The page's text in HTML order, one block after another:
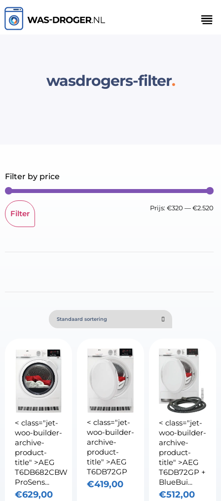
wasdrogers-filter
Filter by price
Filter
Prijs: €320 —€2.520
< class="jet-
woo-builder-
archive-
product-
title" >AEG
T6DB682CBW
ProSens...
€629,00
< class="jet-
woo-builder-
archive-
product-
title" >AEG
T6DB72GP
€419,00
< class="jet-
woo-builder-
archive-
product-
title" >AEG
T6DB72GP +
BlueBui...
€512,00